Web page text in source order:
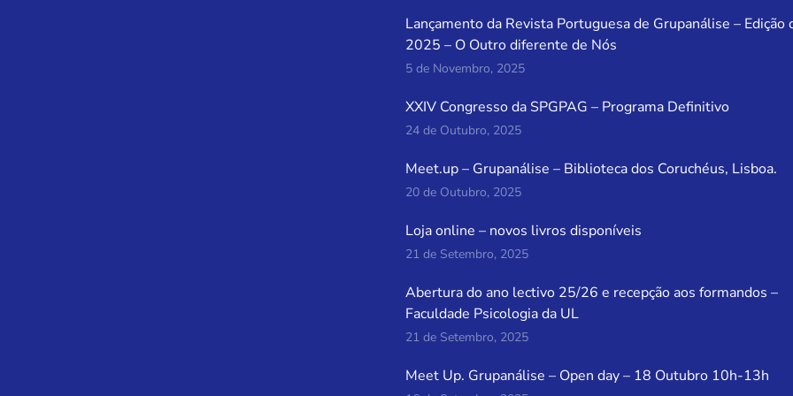
Lançamento da Revista Portuguesa de Grupanálise – Edição
2025 – O Outro diferente de Nós
5 de Novembro, 2025
XXIV Congresso da SPGPAG – Programa Definitivo
24 de Outubro, 2025
Meet.up – Grupanálise – Biblioteca dos Coruchéus, Lisboa.
20 de Outubro, 2025
Loja online – novos livros disponíveis
21 de Setembro, 2025
Abertura do ano lectivo 25/26 e recepção aos formandos –
Faculdade Psicologia da UL
21 de Setembro, 2025
Meet Up. Grupanálise – Open day – 18 Outubro 10h-13h